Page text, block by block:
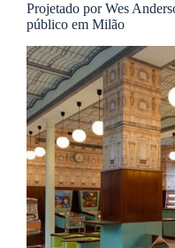
Projetado por Wes
público em Milão